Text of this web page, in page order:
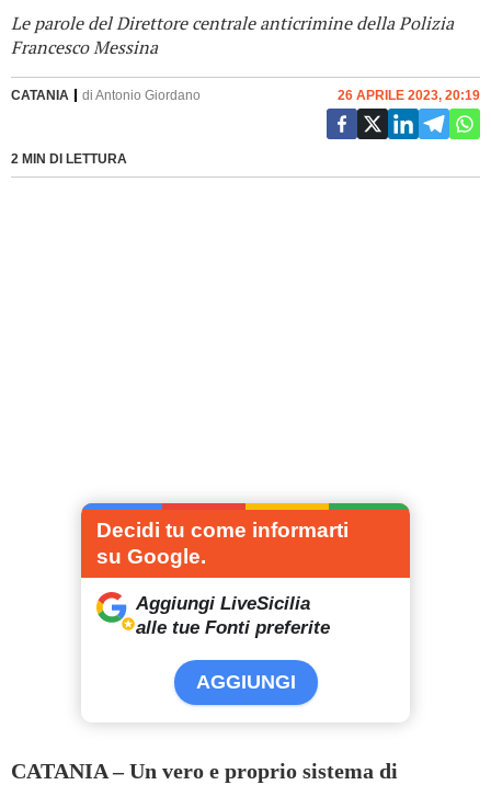
Le parole del Direttore centrale anticrimine della Polizia
Francesco Messina
CATANIA di Antonio Giordano
2 MIN DI LETTURA
26 APRILE 2023, 20:19
Decidi tu come informarti
su Google.
Aggiungi LiveSicilia
alle tue Fonti preferite
AGGIUNGI
CATANIA – Un vero e proprio sistema di